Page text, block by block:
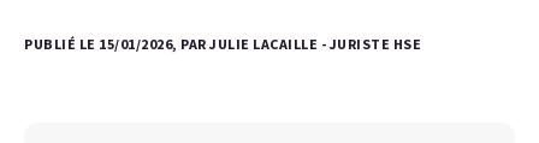
PUBLIÉ LE 15/01/2026, PAR JULIE LACAILLE - JURISTE HSE